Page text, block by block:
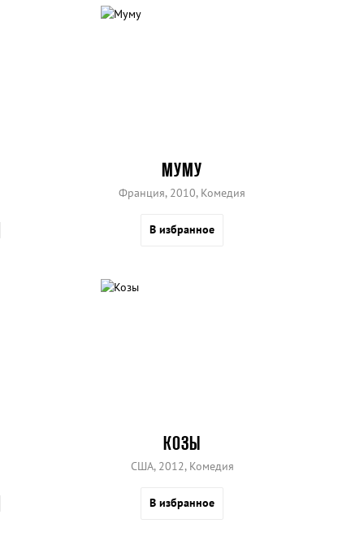
МУМУ
Франция, 2010, Комедия
В избранное
КОЗЫ
США, 2012, Комедия
В избранное